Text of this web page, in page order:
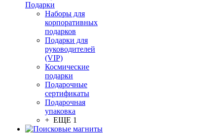
Подарки
Наборы для
корпоративных
подарков
Подарки для
руководителей
(VIP)
Космические
подарки
Подарочные
сертификаты
Подарочная
упаковка
+ ЕЩЕ 1